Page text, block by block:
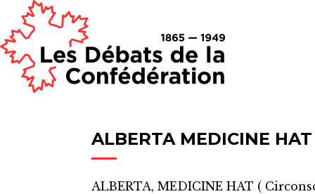
ALBERTA MEDICINE HAT
ALBERTA, MEDICINE HAT (